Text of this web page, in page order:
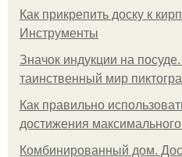
Как прикрепить доску к
Инструменты
Значок индукции на
таинственный мир
Как правильно
достижения
Комбинированный дом.